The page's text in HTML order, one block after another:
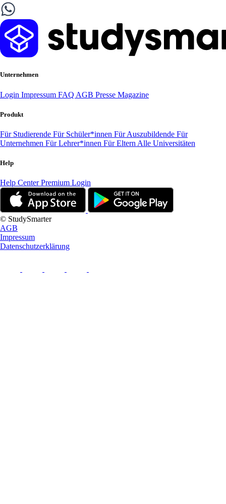
Unternehmen
Login Impressum FAQ AGB Presse Magazine
Produkt
Für Studierende Für Schüler*innen Für Auszubildende Für
Unternehmen Für Lehrer*innen Für Eltern Alle Universitäten
Help
Help CenterPremium Login
© StudySmarter
AGB
Impressum
Datenschutzerklärung